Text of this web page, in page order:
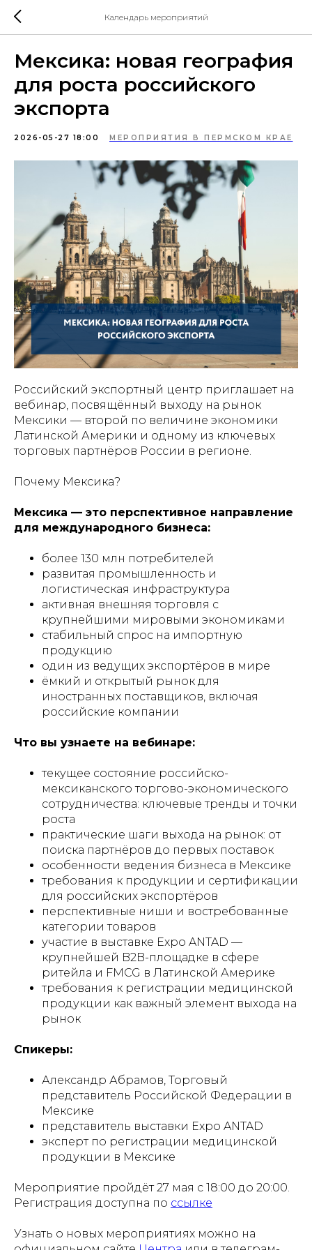
Календарь мероприятий
Мексика: новая география
для роста российского
экспорта
2026-05-27 18:00 МЕРОПРИЯТИЯ В ПЕРМСКОМ КРАЕ
Российский экспортный центр приглашает на
вебинар, посвящённый выходу на рынок
Мексики — второй по величине экономики
Латинской Америки и одному из ключевых
торговых партнёров России в регионе.
Почему Мексика?
Мексика — это перспективное направление
для международного бизнеса:
более 130 млн потребителей
развитая промышленность и
логистическая инфраструктура
активная внешняя торговля с
крупнейшими мировыми экономиками
стабильный спрос на импортную
продукцию
один из ведущих экспортёров в мире
ёмкий и открытый рынок для
иностранных поставщиков, включая
российские компании
Что вы узнаете на вебинаре:
текущее состояние российско-
мексиканского торгово-экономического
сотрудничества: ключевые тренды и точки
роста
практические шаги выхода на рынок: от
поиска партнёров до первых поставок
особенности ведения бизнеса в Мексике
требования к продукции и сертификации
для российских экспортёров
перспективные ниши и востребованные
категории товаров
участие в выставке Expo ANTAD —
крупнейшей B2B-площадке в сфере
ритейла и FMCG в Латинской Америке
требования к регистрации медицинской
продукции как важный элемент выхода на
рынок
Спикеры:
Александр Абрамов, Торговый
представитель Российской Федерации в
Мексике
представитель выставки Expo ANTAD
эксперт по регистрации медицинской
продукции в Мексике
Мероприятие пройдёт 27 мая с 18:00 до 20:00.
Регистрация доступна по ссылке
Узнать о новых мероприятиях можно на